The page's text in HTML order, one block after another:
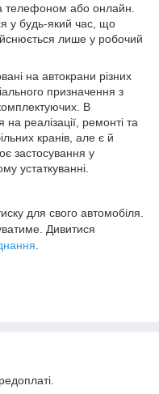
телефоном або онлайн.
у будь-який час, що
лише у робочий
на автокрани різних
призначення з
В
реалізації, ремонті та
кранів, але є й
застосування у
устаткуванні.
для свого автомобіля.
Дивитися